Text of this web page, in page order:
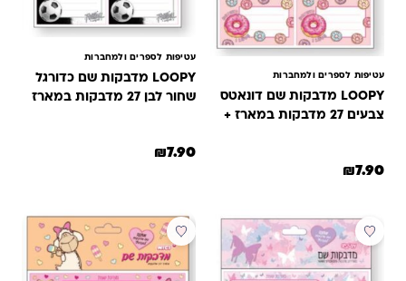
עטיפות לספרים ולמחברות
LOOPY מדבקות שם דונאטס
צבעים 27 מדבקות במארז +
₪7.90
עטיפות לספרים ולמחברות
LOOPY מדבקות שם כדורגל
שחור לבן 27 מדבקות במארז
₪7.90